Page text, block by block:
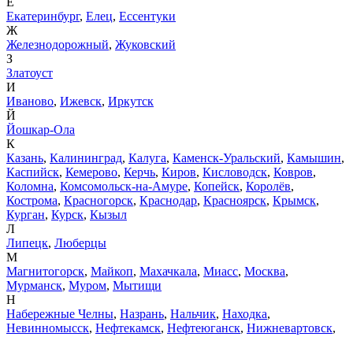
Екатеринбург, Елец, Ессентуки
Ж
Железнодорожный, Жуковский
З
Златоуст
И
Иваново, Ижевск, Иркутск
Й
Йошкар-Ола
К
Казань, Калининград, Калуга, Каменск-Уральский, Камышин,
Каспийск, Кемерово, Керчь, Киров, Кисловодск, Ковров,
Коломна, Комсомольск-на-Амуре, Копейск, Королёв,
Кострома, Красногорск, Краснодар, Красноярск, Крымск,
Курган, Курск, Кызыл
Л
Липецк, Люберцы
М
Магнитогорск, Майкоп, Махачкала, Миасс, Москва,
Мурманск, Муром, Мытищи
Н
Набережные Челны, Назрань, Нальчик, Находка,
Невинномысск, Нефтекамск, Нефтеюганск, Нижневартовск,